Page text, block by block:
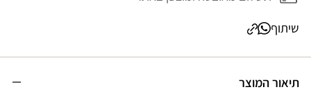
שיתוף
תיאור המוצר